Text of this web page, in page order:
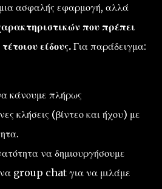
ασφαλής εφαρμογή, αλλά
που πρέπει
είδους. Για παράδειγμα:
κάνουμε πλήρως
κλήσεις (βίντεο και ήχου) με
να δημιουργήσουμε
group chat για να μιλάμε